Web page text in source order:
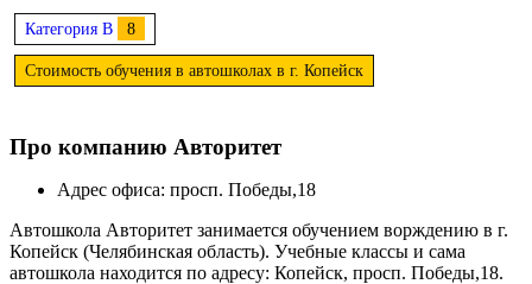
Категория B 8
Стоимость обучения в автошколах в г. Копейск
Про компанию Авторитет
Адрес офиса: просп. Победы,18
Автошкола Авторитет занимается обучением ворждению в г.
Копейск (Челябинская область). Учебные классы и сама
автошкола находится по адресу: Копейск, просп. Победы,18.